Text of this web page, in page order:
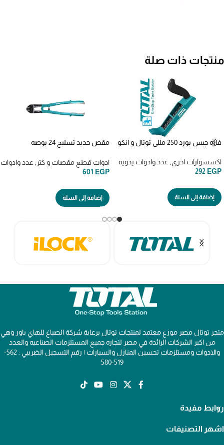
منتجات ذات صلة
فاره جبس بورد 250 مللي توتال و انكو
اكسسوارات اخري عدد وادوات يدويه
292 EGP
إضافة إلى السلة
مقص حديد تسليح 24 بوصه
ادوات قطع مقصات و كتر
عدد
601 EGP
إضافة إلى السلة
متجر توتال مصر موزع معتمد لمنتجات توتال برعاية شركة الصباغ للهاي باور وهي
من اكبر الشركات الرائدة في مصر لتجاره جميع المستلزمات الصناعيه والعدد
والادوات ومستلزمات تحسين المنازل والسيارات | رقم التسجيل الضريبي : 562-
519-580
روابط مفيدة
اشهر التصنيفات